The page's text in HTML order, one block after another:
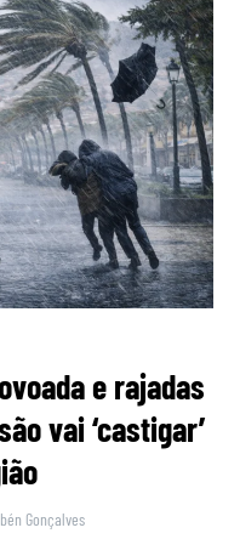
e rajadas
vai ‘castigar’
Gonçalves